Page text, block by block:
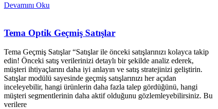
Devamını Oku
Tema Optik Geçmiş Satışlar
Tema Geçmiş Satışlar “Satışlar ile önceki satışlarınızı kolayca takip
edin! Önceki satış verilerinizi detaylı bir şekilde analiz ederek,
müşteri ihtiyaçlarını daha iyi anlayın ve satış stratejinizi geliştirin.
Satışlar modülü sayesinde geçmiş satışlarınızı her açıdan
inceleyebilir, hangi ürünlerin daha fazla talep gördüğünü, hangi
müşteri segmentlerinin daha aktif olduğunu gözlemleyebilirsiniz. Bu
verilere